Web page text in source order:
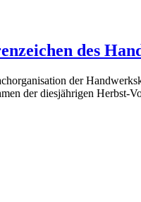
des
der
der diesjährigen